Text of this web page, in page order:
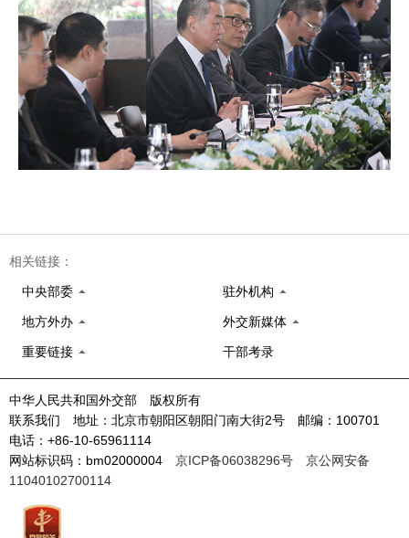
相关链接：
中央部委 驻外机构
地方外办 外交新媒体
重要链接 干部考录
中华人民共和国外交部 版权所有
联系我们 地址：北京市朝阳区朝阳门南大街2号 邮编：100701
电话：+86-10-65961114
网站标识码：bm02000004 京ICP备06038296号
京公网安备
11040102700114